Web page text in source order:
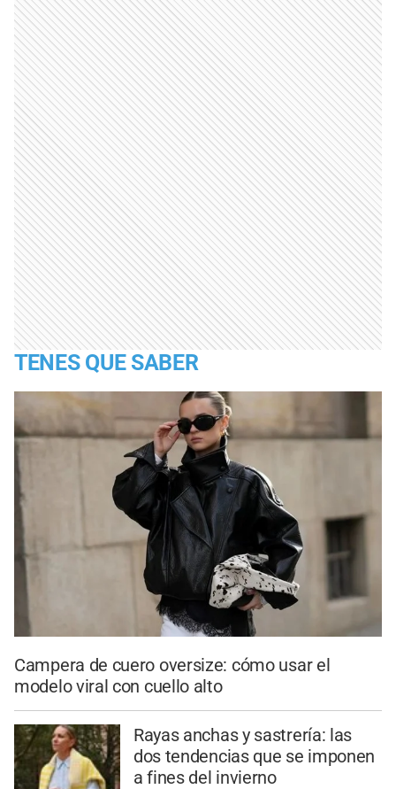
TENES QUE SABER
Campera de cuero oversize: cómo usar el
modelo viral con cuello alto
Rayas anchas y sastrería: las
dos tendencias que se imponen
a fines del invierno